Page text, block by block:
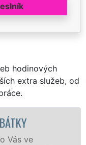
hodinových
extra služeb, od